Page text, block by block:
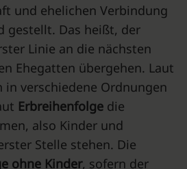
und ehelichen Verbindung
gestellt. Das heißt, der
Linie an die nächsten
Ehegatten übergehen. Laut
in verschiedene Ordnungen
Erbreihenfolge die
also Kinder und
Stelle stehen. Die
ohne Kinder, sofern der